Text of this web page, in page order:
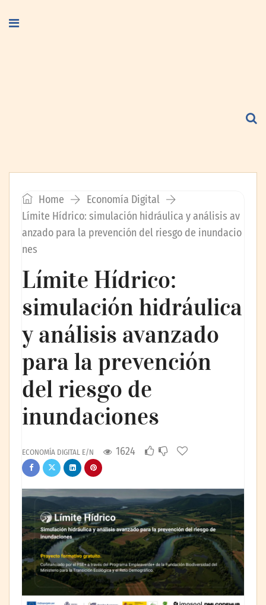
Home
Economía Digital
Límite Hídrico: simulación hidráulica y análisis av
anzado para la prevención del riesgo de inundacio
nes
Límite Hídrico:
simulación hidráulica
y análisis avanzado
para la prevención
del riesgo de
inundaciones
ECONOMÍA DIGITAL E/N 1624